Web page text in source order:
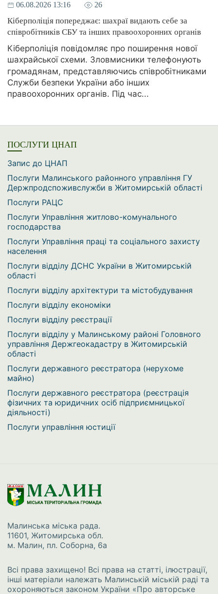
06.08.2026 13:16 26
Кіберполіція попереджає: шахраї видають себе за
співробітників СБУ та інших правоохоронних органів
Кіберполіція повідомляє про поширення нової
шахрайської схеми. Зловмисники телефонують
громадянам, представляючись співробітниками
Служби безпеки України або інших
правоохоронних органів. Під час...
ПОСЛУГИ ЦНАП
Запис до ЦНАП
Послуги Малинського районного управління ГУ
Держпродспоживслужби в Житомирській області
Послуги РАЦС
Послуги Управління житлово-комунального
господарства
Послуги Управління праці та соціального захисту
населення
Послуги відділу ДСНС України в Житомирській
області
Послуги відділу архітектури та містобудування
Послуги відділу економіки
Послуги відділу реєстрації
Послуги відділу у Малинському районі Головного
управління Держгеокадастру в Житомирській
області
Послуги державного реєстратора (нерухоме
майно)
Послуги державного реєстратора (реєстрація
фізичних та юридичних осіб підприємницької
діяльності)
Послуги управління юстиції
Малинська міська рада.
11601, Житомирська обл.
м. Малин, пл. Соборна, 6а
Всі права захищено! Всі права на статті, ілюстрації,
інші матеріали належать Малинській міській раді та
охороняються законом України «Про авторське